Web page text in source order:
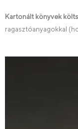
Kartonált könyvek
ragasztóanyagokkal